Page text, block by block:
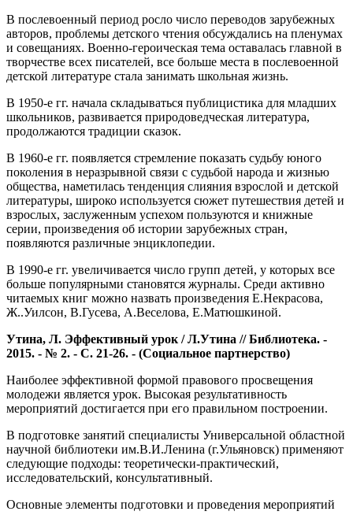
В послевоенный период росло число переводов зарубежных
авторов, проблемы детского чтения обсуждались на пленумах
и совещаниях. Военно-героическая тема оставалась главной в
творчестве всех писателей, все больше места в послевоенной
детской литературе стала занимать школьная жизнь.
В 1950-е гг. начала складываться публицистика для младших
школьников, развивается природоведческая литература,
продолжаются традиции сказок.
В 1960-е гг. появляется стремление показать судьбу юного
поколения в неразрывной связи с судьбой народа и жизнью
общества, наметилась тенденция слияния взрослой и детской
литературы, широко используется сюжет путешествия детей и
взрослых, заслуженным успехом пользуются и книжные
серии, произведения об истории зарубежных стран,
появляются различные энциклопедии.
В 1990-е гг. увеличивается число групп детей, у которых все
больше популярными становятся журналы. Среди активно
читаемых книг можно назвать произведения Е.Некрасова,
Ж..Уилсон, В.Гусева, А.Веселова, Е.Матюшкиной.
Утина, Л. Эффективный урок / Л.Утина // Библиотека. -
2015. - № 2. - С. 21-26. - (Социальное партнерство)
Наиболее эффективной формой правового просвещения
молодежи является урок. Высокая результативность
мероприятий достигается при его правильном построении.
В подготовке занятий специалисты Универсальной областной
научной библиотеки им.В.И.Ленина (г.Ульяновск) применяют
следующие подходы: теоретически-практический,
исследовательский, консультативный.
Основные элементы подготовки и проведения мероприятий